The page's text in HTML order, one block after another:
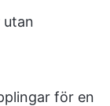
utan
för en